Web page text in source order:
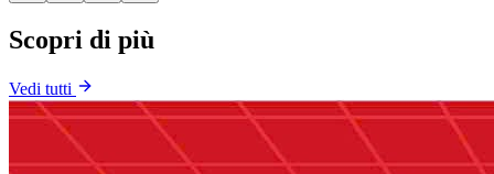
Scopri di più
Vedi tutti